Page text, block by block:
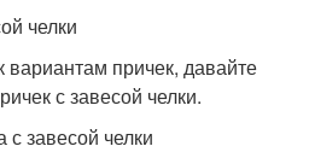
челки
вариантам причек, давайте
с завесой челки.
завесой челки